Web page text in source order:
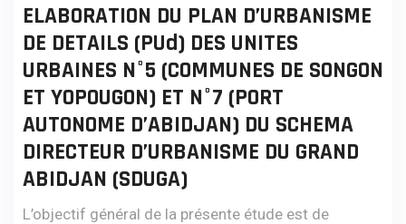
ELABORATION DU PLAN D’URBANISME
DE DETAILS (PUd) DES UNITES
URBAINES N°5 (COMMUNES DE SONGON
ET YOPOUGON) ET N°7 (PORT
AUTONOME D’ABIDJAN) DU SCHEMA
DIRECTEUR D’URBANISME DU GRAND
ABIDJAN (SDUGA)
L’objectif général de la présente étude est de